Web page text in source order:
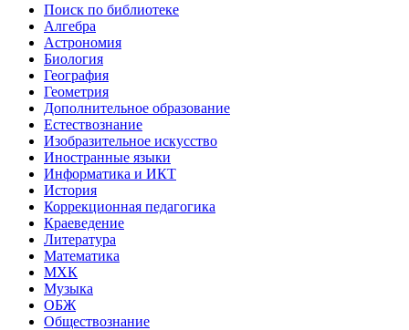
Поиск по библиотеке
Алгебра
Астрономия
Биология
География
Геометрия
Дополнительное образование
Естествознание
Изобразительное искусство
Иностранные языки
Информатика и ИКТ
История
Коррекционная педагогика
Краеведение
Литература
Математика
МХК
Музыка
ОБЖ
Обществознание